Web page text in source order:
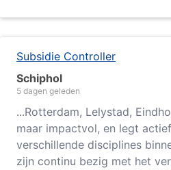
Subsidie Controller
Schiphol
5 dagen geleden
...Rotterdam, Lelystad,
maar impactvol, en legt
verschillende disciplines
zijn continu bezig met het